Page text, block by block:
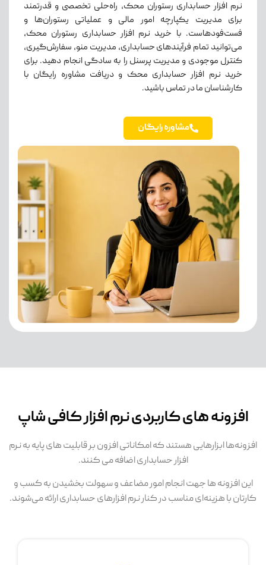
نرم افزار حسابداری رستوران محک، راه‌حلی تخصصی و قدرتمند
برای مدیریت یکپارچه امور مالی و عملیاتی رستوران‌ها و
فست‌فودهاست. با خرید نرم افزار حسابداری رستوران محک،
می‌توانید تمام فرآیندهای حسابداری، مدیریت منو، سفارش‌گیری،
کنترل موجودی و مدیریت پرسنل را به سادگی انجام دهید. برای
خرید نرم افزار حسابداری محک و دریافت مشاوره رایگان با
کارشناسان ما در تماس باشید.
مشاوره رایگان
افزونه های کاربردی نرم افزار کافی شاپ
افزونه‌ها ابزارهایی هستند که امکاناتی افزون بر قابلیت های پایه به نرم
افزار حسابداری اضافه می کنند.
این افزونه ها جهت انجام امور مضاعف و سهولت بخشیدن به کسب و
کارتان با هزینه‌ای مناسب در کنار نرم افزارهای حسابداری ارائه می‌شوند.